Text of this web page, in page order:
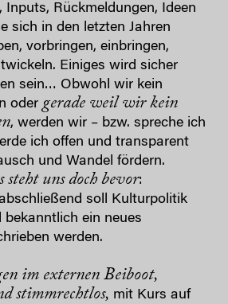
Inputs, Rückmeldungen, Ideen
sich in den letzten Jahren
vorbringen, einbringen,
Einiges wird sicher
sein… Obwohl wir kein
oder gerade weil wir kein
, werden wir – bzw. spreche ich
ich offen und transparent
und Wandel fördern.
steht uns doch bevor:
soll Kulturpolitik
bekanntlich ein neues
werden.
im externen Beiboot,
stimmrechtlos, mit Kurs auf